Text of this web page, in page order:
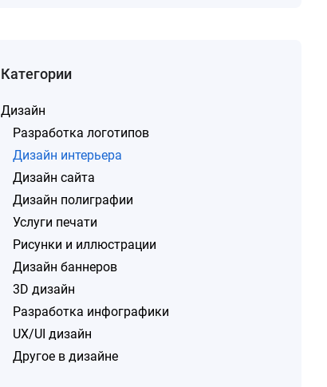
Категории
Дизайн
Разработка логотипов
Дизайн интерьера
Дизайн сайта
Дизайн полиграфии
Услуги печати
Рисунки и иллюстрации
Дизайн баннеров
3D дизайн
Разработка инфографики
UX/UI дизайн
Другое в дизайне